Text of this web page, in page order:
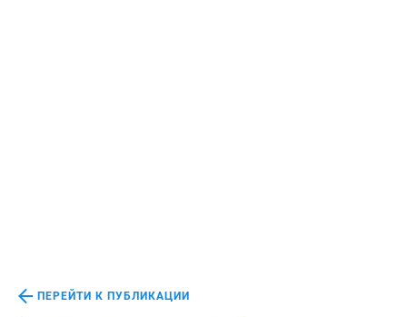
ПЕРЕЙТИ К ПУБЛИКАЦИИ